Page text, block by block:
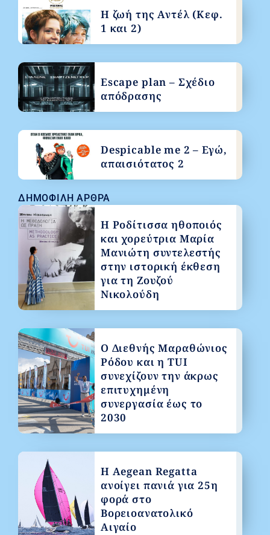
ΔΗΜΟΦΙΛΉ ΆΡΘΡΑ
Η Ροδίτισσα ηθοποιός
και χορεύτρια Μαρία
Μανιώτη συντελεστής
στην ιστορική έκθεση
για τη Ζουζού
Νικολούδη
Ο Διεθνής Μαραθώνιος
Ρόδου και η TUI
συνεχίζουν την άκρως
επιτυχημένη
συνεργασία έως το
2030
Η Aegean Regatta
ανοίγει πανιά για 25η
φορά στο
Βορειοανατολικό
Αιγαίο
Η ζωή της Αντέλ (Κεφ.
1 και 2)
Escape plan – Σχέδιο
απόδρασης
Despicable me 2 – Εγώ,
απαισιότατος 2